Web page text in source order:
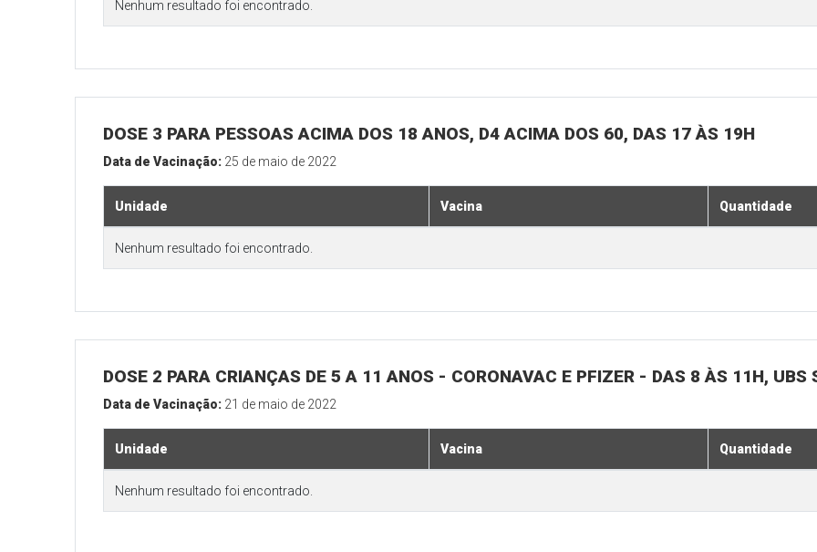
Nenhum resultado foi encontrado.
DOSE 3 PARA PESSOAS ACIMA DOS 18 ANOS, D4 ACIMA DOS 60, DAS 17 ÀS 19H
Data de Vacinação: 25 de maio de 2022
Unidade Vacina Quantidade
Nenhum resultado foi encontrado.
DOSE 2 PARA CRIANÇAS DE 5 A 11 ANOS - CORONAVAC E PFIZER - DAS 8 ÀS 11H, UBS
Data de Vacinação: 21 de maio de 2022
Unidade Vacina Quantidade
Nenhum resultado foi encontrado.